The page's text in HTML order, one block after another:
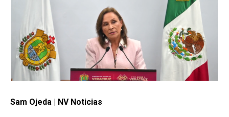
Sam Ojeda | NV Noticias